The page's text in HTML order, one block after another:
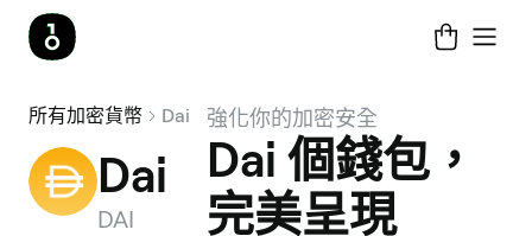
所有加密貨幣 Dai
Dai
DAI
強化你的加密安全
Dai 個錢包，
完美呈現